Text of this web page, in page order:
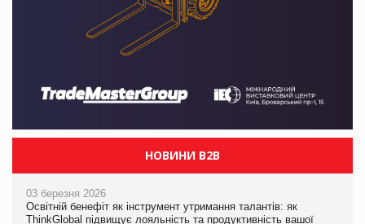
НОВИНИ B2B
03 березня 2026
Освітній бенефіт як інструмент утримання талантів: як
ThinkGlobal підвищує лояльність та продуктивність вашої